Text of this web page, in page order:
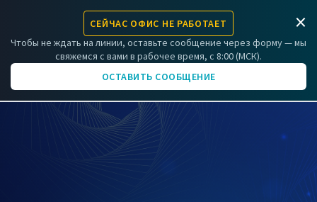
СЕЙЧАС ОФИС НЕ РАБОТАЕТ
Чтобы не ждать на линии, оставьте сообщение через форму — мы
свяжемся с вами в рабочее время, с 8:00 (МСК).
ОСТАВИТЬ СООБЩЕНИЕ
×
ЗАРЕГИСТРИРОВАТЬ КОМПРЕССОР